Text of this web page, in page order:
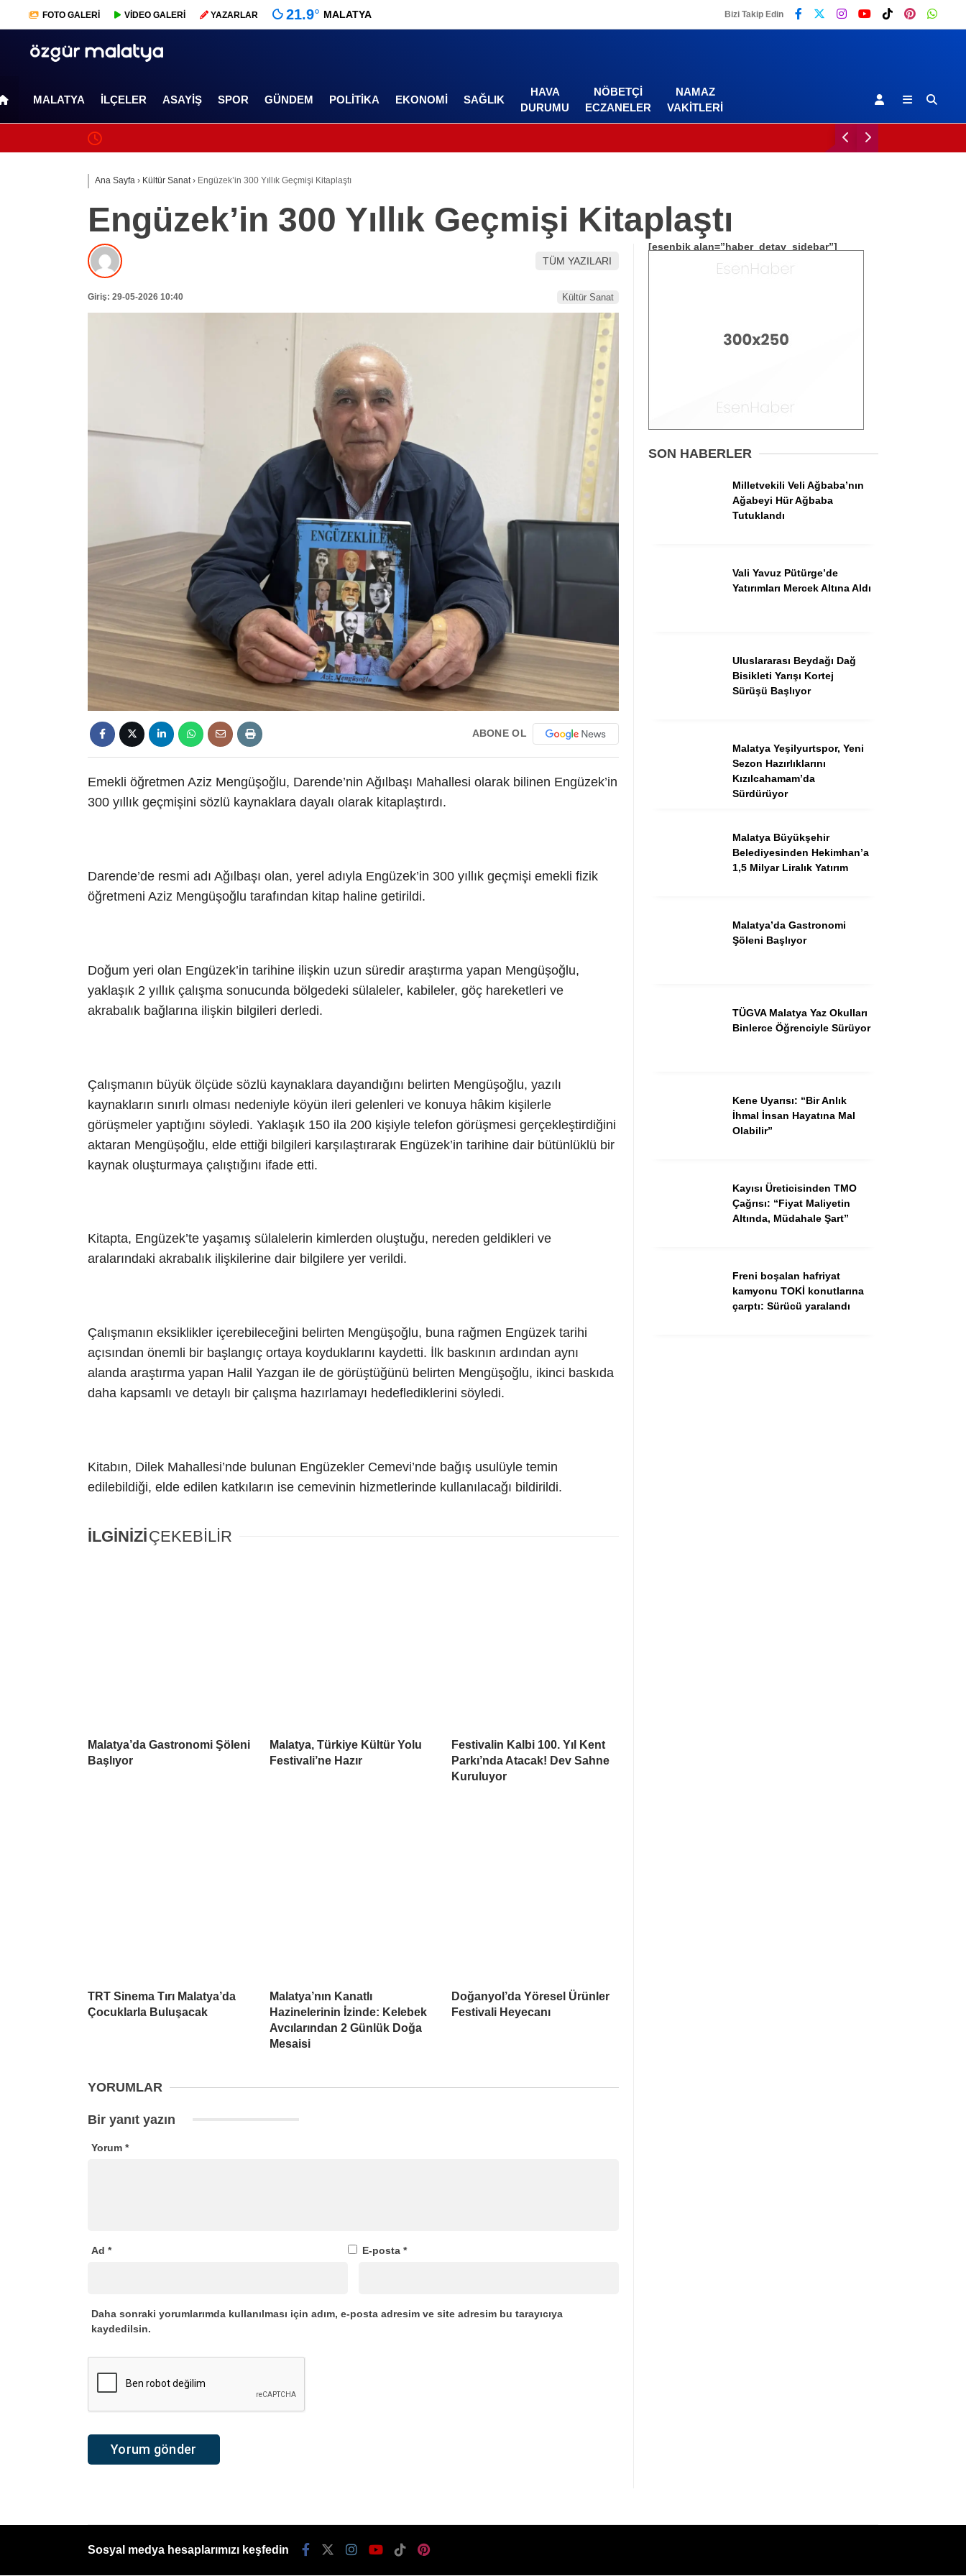
Sağlık
FOTO GALERİ VİDEO GALERİ YAZARLAR 21.9° MALATYA Bizi Takip Edin
MALATYA İLÇELER ASAYIŞ SPOR GÜNDEM POLITIKA EKONOMI SAĞLIK
HAVA
DURUMU
NÖBETÇI
ECZANELER
NAMAZ
VAKITLERI
Ana Sayfa › Kültür Sanat› Engüzek’in 300 Yıllık Geçmişi Kitaplaştı
Engüzek’in 300 Yıllık Geçmişi Kitaplaştı
TÜM YAZILARI
Giriş: 29-05-2026 10:40 Kültür Sanat
ABONE OL
Emekli öğretmen Aziz Mengüşoğlu, Darende’nin Ağılbaşı Mahallesi olarak bilinen Engüzek’in
300 yıllık geçmişini sözlü kaynaklara dayalı olarak kitaplaştırdı.
Darende’de resmi adı Ağılbaşı olan, yerel adıyla Engüzek’in 300 yıllık geçmişi emekli fizik
öğretmeni Aziz Mengüşoğlu tarafından kitap haline getirildi.
Doğum yeri olan Engüzek’in tarihine ilişkin uzun süredir araştırma yapan Mengüşoğlu,
yaklaşık 2 yıllık çalışma sonucunda bölgedeki sülaleler, kabileler, göç hareketleri ve
akrabalık bağlarına ilişkin bilgileri derledi.
Çalışmanın büyük ölçüde sözlü kaynaklara dayandığını belirten Mengüşoğlu, yazılı
kaynakların sınırlı olması nedeniyle köyün ileri gelenleri ve konuya hâkim kişilerle
görüşmeler yaptığını söyledi. Yaklaşık 150 ila 200 kişiyle telefon görüşmesi gerçekleştirdiğini
aktaran Mengüşoğlu, elde ettiği bilgileri karşılaştırarak Engüzek’in tarihine dair bütünlüklü bir
kaynak oluşturmaya çalıştığını ifade etti.
Kitapta, Engüzek’te yaşamış sülalelerin kimlerden oluştuğu, nereden geldikleri ve
aralarındaki akrabalık ilişkilerine dair bilgilere yer verildi.
Çalışmanın eksiklikler içerebileceğini belirten Mengüşoğlu, buna rağmen Engüzek tarihi
açısından önemli bir başlangıç ortaya koyduklarını kaydetti. İlk baskının ardından aynı
alanda araştırma yapan Halil Yazgan ile de görüştüğünü belirten Mengüşoğlu, ikinci baskıda
daha kapsamlı ve detaylı bir çalışma hazırlamayı hedeflediklerini söyledi.
Kitabın, Dilek Mahallesi’nde bulunan Engüzekler Cemevi’nde bağış usulüyle temin
edilebildiği, elde edilen katkıların ise cemevinin hizmetlerinde kullanılacağı bildirildi.
İLGİNİZİÇEKEBİLİR
Malatya’da Gastronomi Şöleni
Başlıyor
Malatya, Türkiye Kültür Yolu
Festivali’ne Hazır
Festivalin Kalbi 100. Yıl Kent
Parkı’nda Atacak! Dev Sahne
Kuruluyor
TRT Sinema Tırı Malatya’da
Çocuklarla Buluşacak
Malatya’nın Kanatlı
Hazinelerinin İzinde: Kelebek
Avcılarından 2 Günlük Doğa
Mesaisi
Doğanyol’da Yöresel Ürünler
Festivali Heyecanı
YORUMLAR
Bir yanıt yazın
Yorum *
Ad * E-posta *
Daha sonraki yorumlarımda kullanılması için adım, e-posta adresim ve site adresim bu tarayıcıya
kaydedilsin.
[esenbik alan=”haber_detay_sidebar”]
SON HABERLER
Milletvekili Veli Ağbaba’nın
Ağabeyi Hür Ağbaba
Tutuklandı
Vali Yavuz Pütürge’de
Yatırımları Mercek Altına Aldı
Uluslararası Beydağı Dağ
Bisikleti Yarışı Kortej
Sürüşü Başlıyor
Malatya Yeşilyurtspor, Yeni
Sezon Hazırlıklarını
Kızılcahamam’da
Sürdürüyor
Malatya Büyükşehir
Belediyesinden Hekimhan’a
1,5 Milyar Liralık Yatırım
Malatya’da Gastronomi
Şöleni Başlıyor
TÜGVA Malatya Yaz Okulları
Binlerce Öğrenciyle Sürüyor
Kene Uyarısı: “Bir Anlık
İhmal İnsan Hayatına Mal
Olabilir”
Kayısı Üreticisinden TMO
Çağrısı: “Fiyat Maliyetin
Altında, Müdahale Şart”
Freni boşalan hafriyat
kamyonu TOKİ konutlarına
çarptı: Sürücü yaralandı
Sosyal medya hesaplarımızı keşfedin